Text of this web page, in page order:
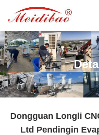
Dongguan Longli
Ltd Pendingin